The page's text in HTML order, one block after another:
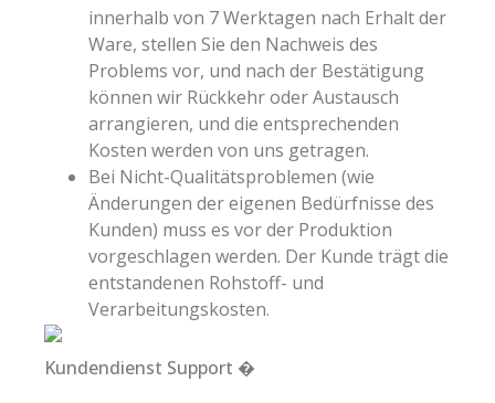
innerhalb von 7 Werktagen nach Erhalt der
Ware, stellen Sie den Nachweis des
Problems vor, und nach der Bestätigung
können wir Rückkehr oder Austausch
arrangieren, und die entsprechenden
Kosten werden von uns getragen.
Bei Nicht-Qualitätsproblemen (wie
Änderungen der eigenen Bedürfnisse des
Kunden) muss es vor der Produktion
vorgeschlagen werden. Der Kunde trägt die
entstandenen Rohstoff- und
Verarbeitungskosten.
Kundendienst Support �️